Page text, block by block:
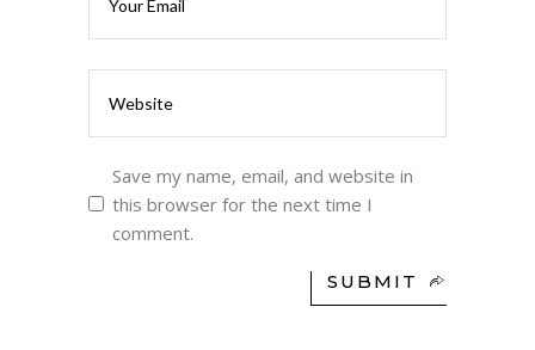
Save my name, email, and website in
this browser for the next time I
comment.
SUBMIT